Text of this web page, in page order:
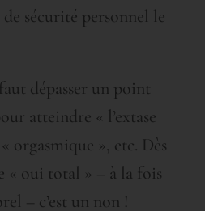
sécurité personnel le
dépasser un point
atteindre « l’extase
orgasmique », etc. Dès
« oui total » – à la fois
– c’est un non !